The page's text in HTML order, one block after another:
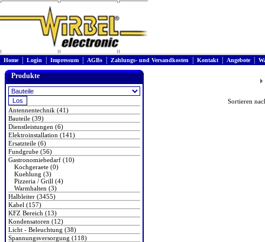
Home| Login Impressum AGBs Zahlungs- und Versandkosten Kontakt| Angebote|
Produkte
Antennentechnik (41)
Bauteile (39)
Dienstleistungen (6)
Elektroinstallation (141)
Ersatzteile (6)
Fundgrube (56)
Gastronomiebedarf (10)
Kochgeraete (0)
Kuehlung (3)
Pizzeria / Grill (4)
Warmhalten (3)
Halbleiter (3455)
Kabel (157)
KFZ Bereich (13)
Kondensatoren (12)
Licht - Beleuchtung (38)
Spannungsversorgung (118)
Sortieren